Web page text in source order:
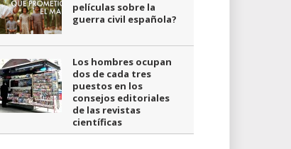
películas sobre la
guerra civil española?
Los hombres ocupan
dos de cada tres
puestos en los
consejos editoriales
de las revistas
científicas